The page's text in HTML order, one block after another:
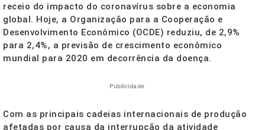
receio do impacto do coronavírus sobre a economia
global. Hoje, a Organização para a Cooperação e
Desenvolvimento Econômico (OCDE) reduziu, de 2,9%
para 2,4%, a previsão de crescimento econômico
mundial para 2020 em decorrência da doença.
Publicidade
Com as principais cadeias internacionais de produção
afetadas por causa da interrupção da atividade